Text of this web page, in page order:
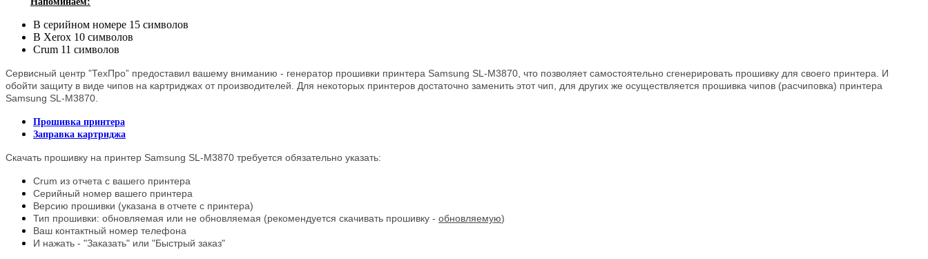
В серийном номере 15 символов
В Xerox 10 символов
Crum 11 символов
Сервисный центр ”ТехПро” предоставил вашему вниманию - генератор прошивки принтера Samsung SL-M3870, что позволяет самостоятельно сгенерировать прошивку для своего принтера. И
обойти защиту в виде чипов на картриджах от производителей. Для некоторых принтеров достаточно заменить этот чип, для других же осуществляется прошивка чипов (расчиповка) принтера
Samsung SL-M3870.
Прошивка принтера
Заправка картриджа
Скачать прошивку на принтер Samsung SL-M3870 требуется обязательно указать:
Crum из отчета с вашего принтера
Серийный номер вашего принтера
Версию прошивки (указана в отчете с принтера)
Тип прошивки: обновляемая или не обновляемая (рекомендуется скачивать прошивку - обновляемую)
Ваш контактный номер телефона
И нажать - "Заказать" или "Быстрый заказ"